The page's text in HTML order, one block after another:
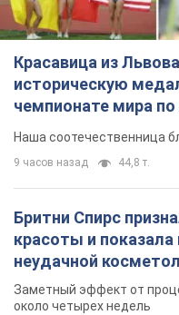
Красавица из
историческую
чемпионате мира по
Видео
Наша соотечественница
9 часов назад 44,8 т.
Бритни Спирс
красоты и
неудачной
так почти месяц
Заметный эффект от
около четырех недель